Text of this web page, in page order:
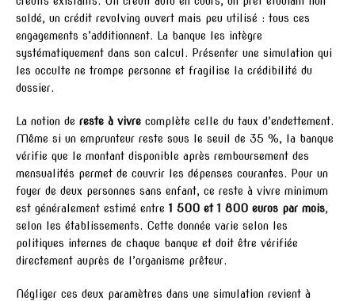
soldé, un crédit revolving ouvert mais peu utilisé : tous ces
engagements s’additionnent. La banque les intègre
systématiquement dans son calcul. Présenter une simulation qui
les occulte ne trompe personne et fragilise la crédibilité du
dossier.
La notion de reste à vivre complète celle du taux d’endettement.
Même si un emprunteur reste sous le seuil de 35 %, la banque
vérifie que le montant disponible après remboursement des
mensualités permet de couvrir les dépenses courantes. Pour un
foyer de deux personnes sans enfant, ce reste à vivre minimum
est généralement estimé entre 1 500 et 1 800 euros par mois,
selon les établissements. Cette donnée varie selon les
politiques internes de chaque banque et doit être vérifiée
directement auprès de l’organisme prêteur.
Négliger ces deux paramètres dans une simulation revient à